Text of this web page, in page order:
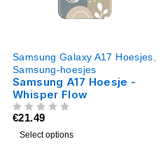
Samsung Galaxy A17 Hoesjes
Samsung-hoesjes
Samsung A17 Hoesje -
Whisper Flow
€21.49
Select options